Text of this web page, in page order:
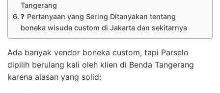
Tangerang
❓ Pertanyaan yang Sering Ditanyakan tentang
boneka wisuda custom di Jakarta dan sekitarnya
Ada banyak vendor boneka custom, tapi Parselo
dipilih berulang kali oleh klien di Benda Tangerang
karena alasan yang solid: